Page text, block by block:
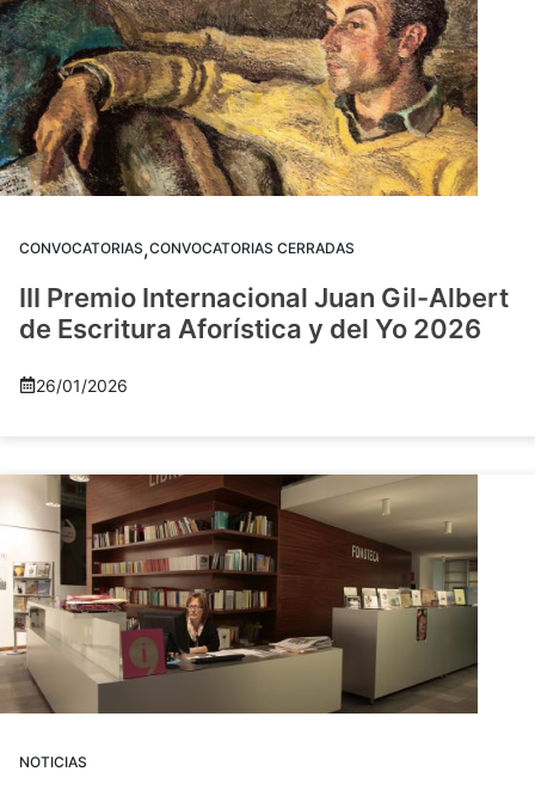
CONVOCATORIAS,CONVOCATORIAS CERRADAS
III Premio Internacional Juan Gil-Albert
de Escritura Aforística y del Yo 2026
26/01/2026
NOTICIAS